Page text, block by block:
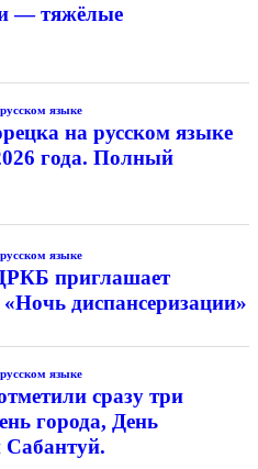
— тяжёлые
языке
на русском языке
года. Полный
языке
приглашает
диспансеризации»
языке
сразу три
города, День
Сабантуй.